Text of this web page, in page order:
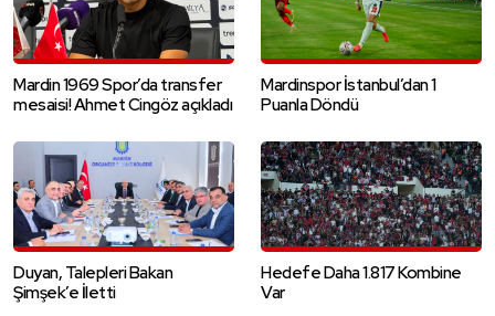
Mardin 1969 Spor’da transfer
mesaisi! Ahmet Cingöz açıkladı
Mardinspor İstanbul’dan 1
Puanla Döndü
Duyan, Talepleri Bakan
Şimşek’e İletti
Hedefe Daha 1.817 Kombine
Var